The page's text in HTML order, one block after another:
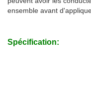
ensemble avant
Spécification: